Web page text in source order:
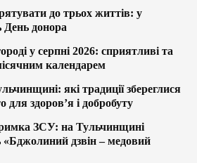
до трьох життів: у
День донора
у серпні 2026: сприятливі та
календарем
які традиції збереглися
здоров’я і добробуту
ЗСУ: на Тульчинщині
«Бджолиний дзвін – медовий